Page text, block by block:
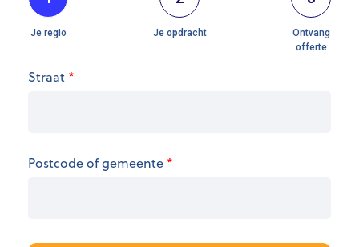
de openingsuren.
Straat *
Postcode of gemeente *